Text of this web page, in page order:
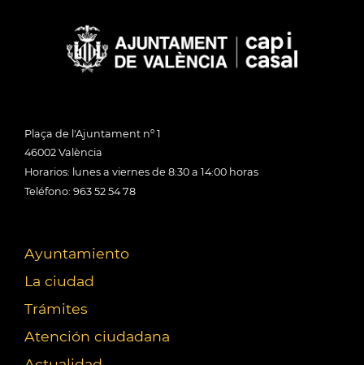
Plaça de l'Ajuntament nº 1
46002 València
Horarios: lunes a viernes de 8:30 a 14:00 horas
Teléfono: 963 52 54 78
Ayuntamiento
La ciudad
Trámites
Atención ciudadana